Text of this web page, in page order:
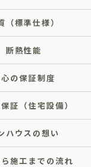
（標準仕様）
断熱性能
の保証制度
証（住宅設備）
ハウスの想い
施工までの流れ